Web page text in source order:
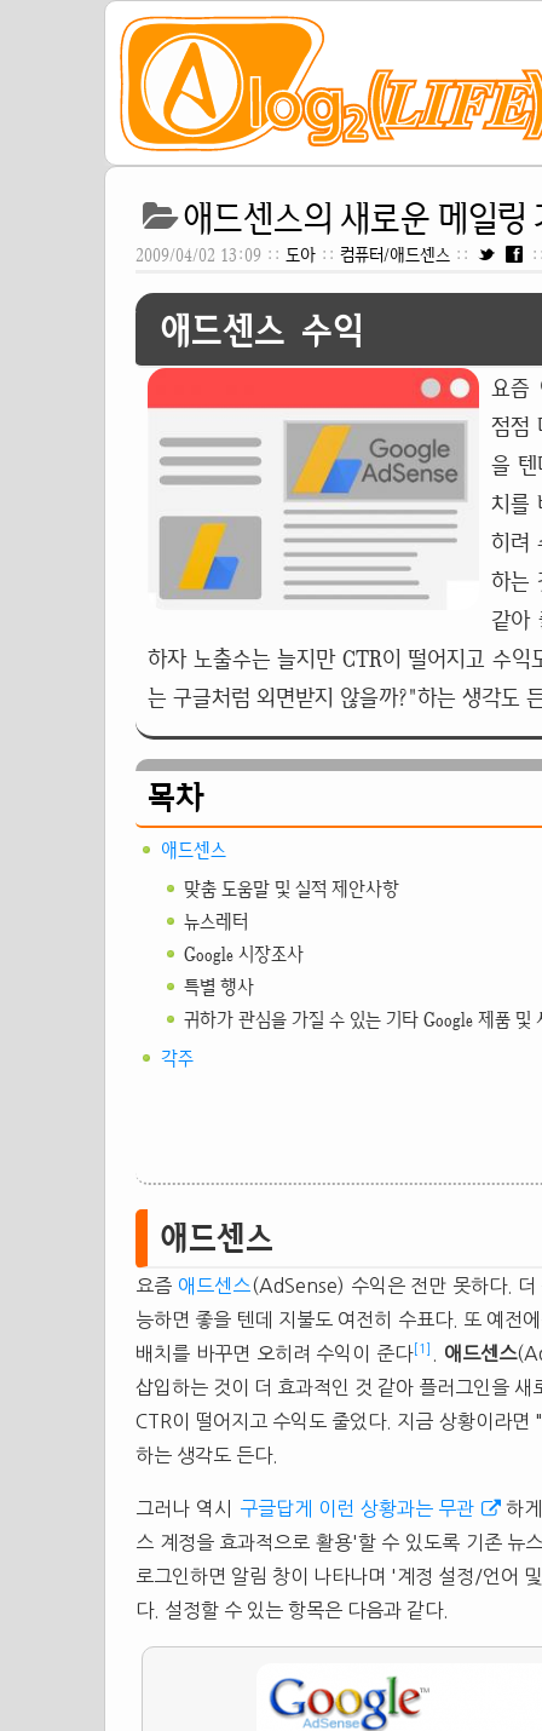
애드센스의 새로운 메일링
2009/04/02 13:09 :: 도아 :: 컴퓨터/애드센스 ::
애드센스 수익
요즘
점점
을
치를
히려
하는
같아
하자 노출수는 늘지만 CTR이 떨어지고 수
는 구글처럼 외면받지 않을까?"하는 생각도
목차
애드센스
맞춤 도움말 및 실적 제안사항
뉴스레터
Google 시장조사
특별 행사
귀하가 관심을 가질 수 있는 기타 Google 제품 및
각주
애드센스
요즘 애드센스(AdSense) 수익은 전만 못하다. 더
능하면 좋을 텐데 지불도 여전히 수표다. 또 예전
배치를 바꾸면 오히려 수익이 준다 [1] 애드센스
삽입하는 것이 더 효과적인 것 같아 플러그인을
CTR이 떨어지고 수익도 줄었다. 지금 상황이라
하는 생각도 든다.
그러나 역시 구글답게 이런 상황과는 무관
하
스 계정을 효과적으로 활용'할 수 있도록 기존 뉴
로그인하면 알림 창이 나타나며 '계정 설정/언어
다. 설정할 수 있는 항목은 다음과 같다.